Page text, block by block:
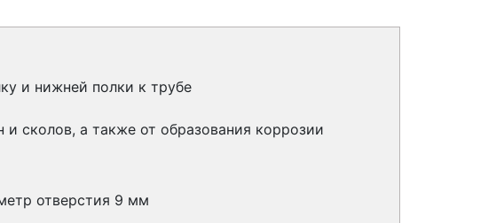
и нижней полки к трубе
сколов, а также от образования коррозии
отверстия 9 мм